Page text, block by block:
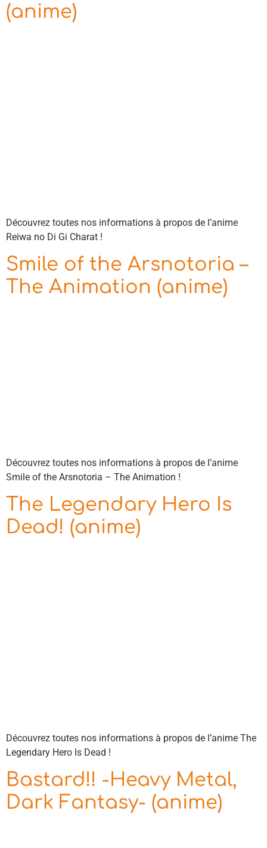
(anime)
Découvrez toutes nos informations à propos de l’anime
Reiwa no Di Gi Charat !
Smile of the Arsnotoria –
The Animation (anime)
Découvrez toutes nos informations à propos de l’anime
Smile of the Arsnotoria – The Animation !
The Legendary Hero Is
Dead! (anime)
Découvrez toutes nos informations à propos de l’anime The
Legendary Hero Is Dead !
Bastard!! -Heavy Metal,
Dark Fantasy- (anime)